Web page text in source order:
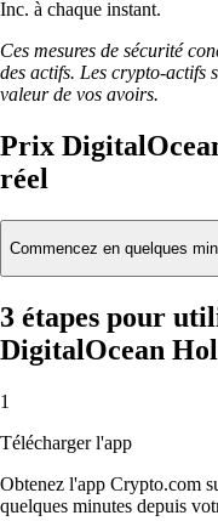
Inc. à chaque instant.
Ces mesures de sécurité
des actifs. Les crypto-actifs
valeur de vos avoirs.
Prix
réel
Commencez en quelques
3 étapes pour
DigitalOcean
1
Télécharger l'app
Obtenez l'app Crypto.com
quelques minutes depuis